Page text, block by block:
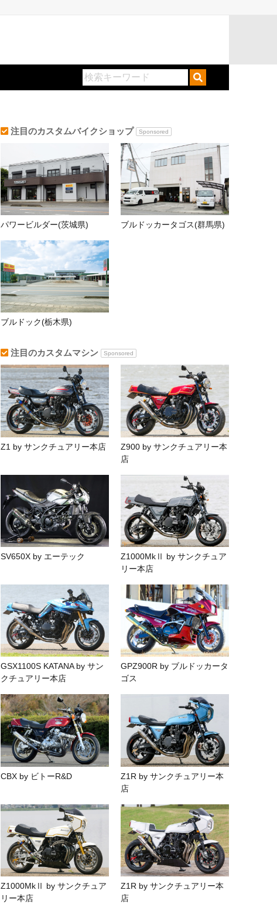
注目のカスタムバイクショップ Sponsored
パワービルダー(茨城県) ブルドッカータゴス(群馬県)
ブルドック(栃木県)
注目のカスタムマシン Sponsored
Z1 by サンクチュアリー本店
Z900 by サンクチュアリー本
店
SV650X by エーテック
Z1000MkⅡ by サンクチュア
リー本店
GSX1100S KATANA by サン
クチュアリー本店
GPZ900R by ブルドッカータ
ゴス
CBX by ビトーR&D
Z1R by サンクチュアリー本
店
Z1000MkⅡ by サンクチュア
リー本店
Z1R by サンクチュアリー本
店